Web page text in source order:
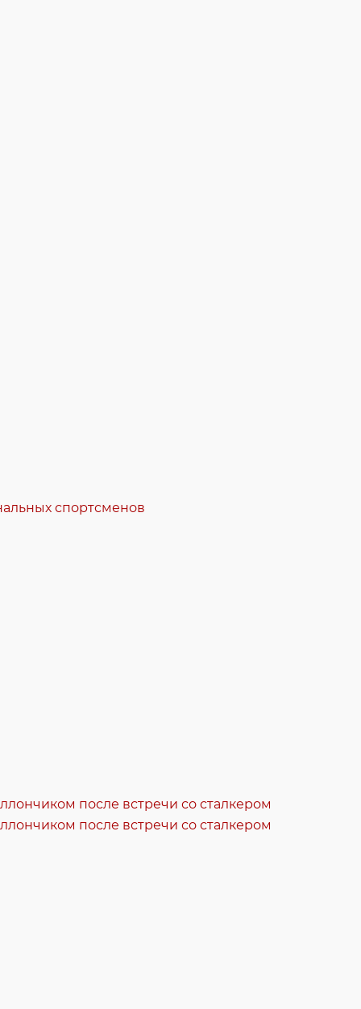
спортсменов
после встречи со сталкером